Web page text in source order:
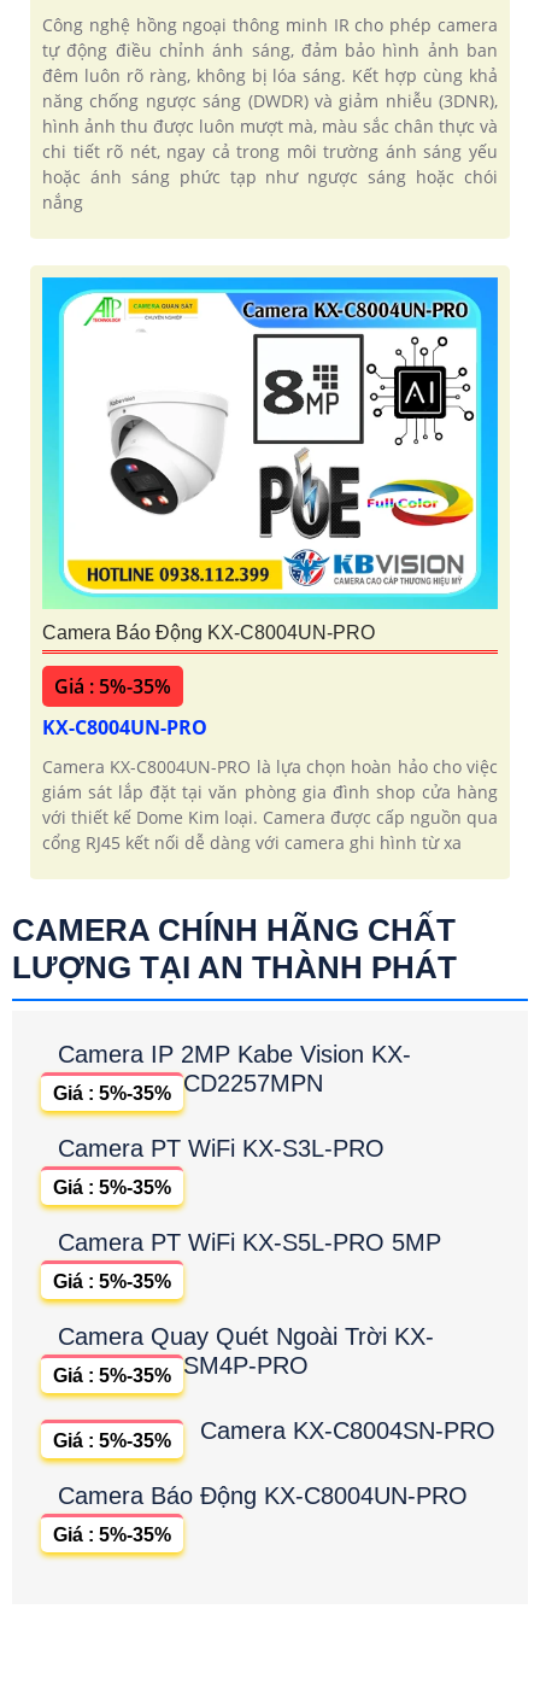
Công nghệ hồng ngoại thông minh IR cho phép camera
tự động điều chỉnh ánh sáng, đảm bảo hình ảnh ban
đêm luôn rõ ràng, không bị lóa sáng. Kết hợp cùng khả
năng chống ngược sáng (DWDR) và giảm nhiễu (3DNR),
hình ảnh thu được luôn mượt mà, màu sắc chân thực và
chi tiết rõ nét, ngay cả trong môi trường ánh sáng yếu
hoặc ánh sáng phức tạp như ngược sáng hoặc chói
nắng
Camera Báo Động KX-C8004UN-PRO
Giá : 5%-35%
KX-C8004UN-PRO
Camera KX-C8004UN-PRO là lựa chọn hoàn hảo cho việc
giám sát lắp đặt tại văn phòng gia đình shop cửa hàng
với thiết kế Dome Kim loại. Camera được cấp nguồn qua
cổng RJ45 kết nối dễ dàng với camera ghi hình từ xa
CAMERA CHÍNH HÃNG CHẤT
LƯỢNG TẠI AN THÀNH PHÁT
Camera IP 2MP Kabe Vision KX-
CD2257MPN
Giá : 5%-35%
Camera PT WiFi KX-S3L-PRO
Giá : 5%-35%
Camera PT WiFi KX-S5L-PRO 5MP
Giá : 5%-35%
Camera Quay Quét Ngoài Trời KX-
SM4P-PRO
Giá : 5%-35%
Camera KX-C8004SN-PRO
Giá : 5%-35%
Camera Báo Động KX-C8004UN-PRO
Giá : 5%-35%